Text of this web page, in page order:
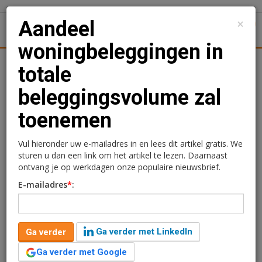
Uitgelicht Achtergronden Woningmarkt
Aandeel
woningbeleggingen in
totale beleggingsvolume
zal toenemen
Naar verwachting zal het aandeel van
woningbeleggingen in het totale beleggingsvolume
×
Aandeel
woningbeleggingen in
totale
beleggingsvolume zal
toenemen
Vul hieronder uw e-mailadres in en lees dit artikel gratis. We
sturen u dan een link om het artikel te lezen. Daarnaast
ontvang je op werkdagen onze populaire nieuwsbrief.
E-mailadres*:
Ga verder
Ga verder met LinkedIn
Ga verder met Google